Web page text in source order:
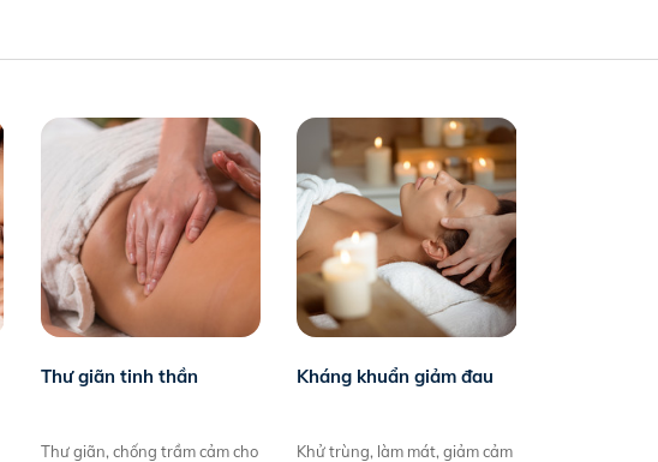
Thư giãn tinh thần
Thư giãn, chống trầm cảm cho
Kháng khuẩn giảm đau
Khử trùng, làm mát, giảm cảm